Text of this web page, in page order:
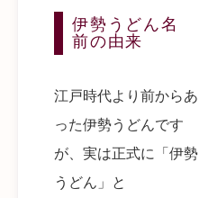
伊勢うどん名
前の由来
江戸時代より前からあ
った伊勢うどんです
が、実は正式に「伊勢
うどん」と